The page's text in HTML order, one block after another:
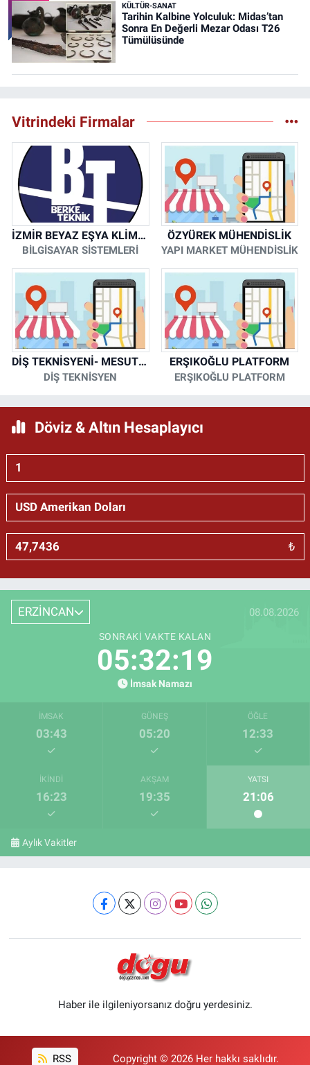
KÜLTÜR-SANAT
Tarihin Kalbine Yolculuk: Midas’tan
Sonra En Değerli Mezar Odası T26
Tümülüsünde
Vitrindeki Firmalar
İZMİR BEYAZ EŞYA KLİMA KOMBİ SERVİSİ
BİLGİSAYAR SİSTEMLERİ
ÖZYÜREK MÜHENDİSLİK
YAPI MARKET MÜHENDİSLİK
DİŞ TEKNİSYENİ- MESUT KORKMAZ
DİŞ TEKNİSYEN
ERŞIKOĞLU PLATFORM
ERŞIKOĞLU PLATFORM
Döviz & Altın Hesaplayıcı
₺
ERZİNCAN 08.08.2026
SONRAKI VAKTE KALAN
05:32:18
İmsak Namazı
İMSAK
03:43
GÜNEŞ
05:20
ÖĞLE
12:33
İKINDI
16:23
AKŞAM
19:35
YATSI
21:06
Aylık Vakitler
Haber ile ilgileniyorsanız doğru yerdesiniz.
RSS Copyright © 2026 Her hakkı saklıdır.